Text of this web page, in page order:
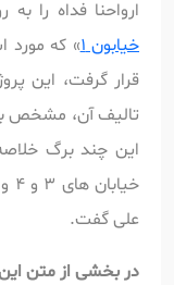
ارواحنا فداه را
خیابون 1 » که مورد
قرار گرفت، این
تالیف آن، مشخص
این چند برگ
علی گفت.
در بخشی از متن